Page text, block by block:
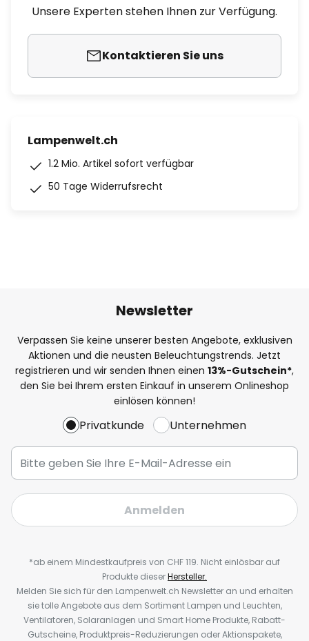
Unsere Experten stehen Ihnen zur Verfügung.
Kontaktieren Sie uns
Lampenwelt.ch
1.2 Mio. Artikel sofort verfügbar
50 Tage Widerrufsrecht
Newsletter
Verpassen Sie keine unserer besten Angebote, exklusiven
Aktionen und die neusten Beleuchtungstrends. Jetzt
registrieren und wir senden Ihnen einen 13%-Gutschein*,
den Sie bei Ihrem ersten Einkauf in unserem Onlineshop
einlösen können!
Privatkunde Unternehmen
Anmelden
*ab einem Mindestkaufpreis von CHF 119. Nicht einlösbar auf
Produkte dieserHersteller.
Melden Sie sich für den Lampenwelt.ch Newsletter an und erhalten
sie tolle Angebote aus dem Sortiment Lampen und Leuchten,
Ventilatoren, Solaranlagen und Smart Home Produkte, Rabatt-
Gutscheine, Produktpreis-Reduzierungen oder Aktionspakete,